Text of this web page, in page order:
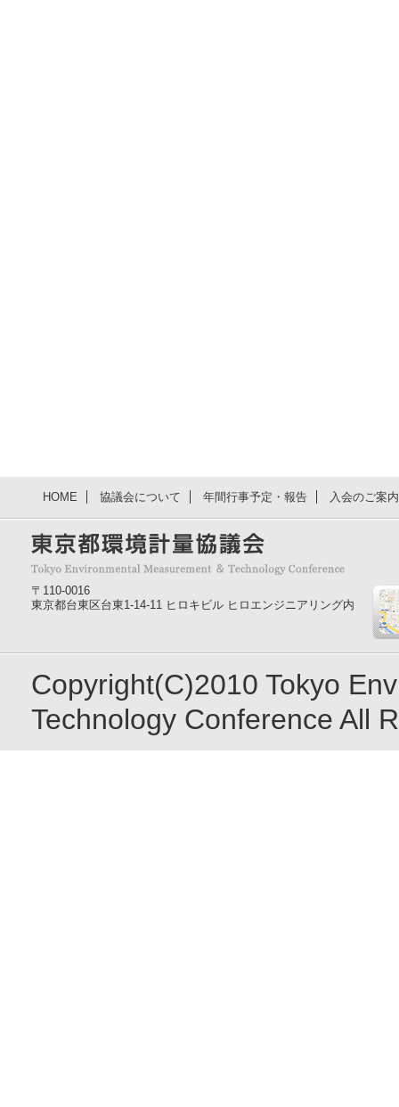
HOME 協議会について 年間行事予定・報告 入会のご案
〒110-0016
東京都台東区台東1-14-11 ヒロキビル ヒロエンジニアリング内
Copyright(C)2010 Tokyo
Technology Conference All